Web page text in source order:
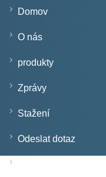
Domov
O nás
produkty
Zprávy
Stažení
Odeslat dotaz